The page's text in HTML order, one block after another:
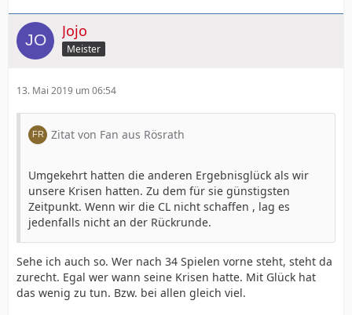
Jojo
Meister
13. Mai 2019 um 06:54
Zitat von Fan aus Rösrath
Umgekehrt hatten die anderen Ergebnisglück als wir
unsere Krisen hatten. Zu dem für sie günstigsten
Zeitpunkt. Wenn wir die CL nicht schaffen , lag es
jedenfalls nicht an der Rückrunde.
Sehe ich auch so. Wer nach 34 Spielen vorne steht, steht da
zurecht. Egal wer wann seine Krisen hatte. Mit Glück hat
das wenig zu tun. Bzw. bei allen gleich viel.